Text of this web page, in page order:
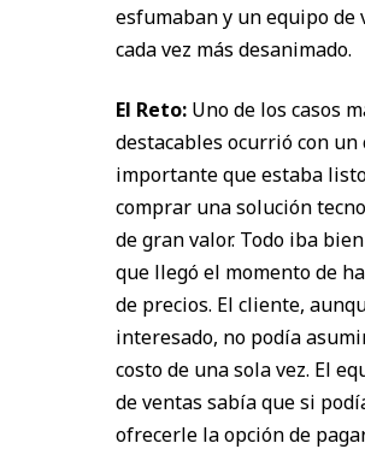
esfumaban y un equipo de
cada vez más desanimado.
El Reto: Uno de los casos
destacables ocurrió con
importante que estaba
comprar una solución
de gran valor. Todo iba
que llegó el momento de
de precios. El cliente,
interesado, no podía
costo de una sola vez. El
de ventas sabía que si
ofrecerle la opción de